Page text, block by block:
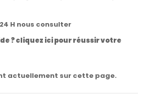
H nous consulter
? cliquez ici pour réussir votre
actuellement sur cette page.